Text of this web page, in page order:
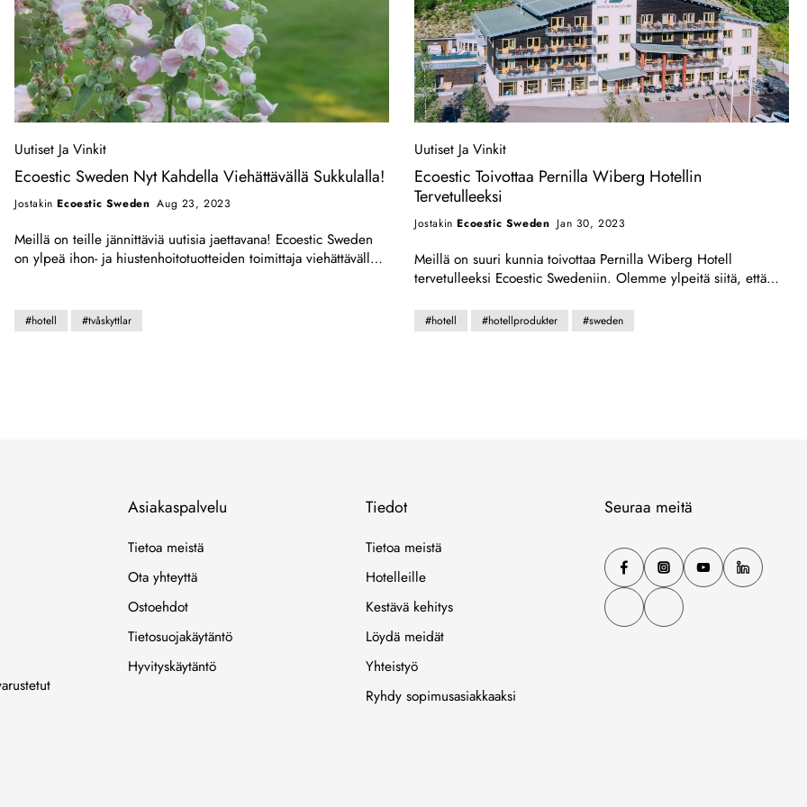
kumppanuuden ansiosta voimme tavoittaa enemmän ihmisiä ja
vaikuttaa myönteisesti planeettaamme. Kiitos, että tuet Ecoestic
Swedeniä ja visiotamme vihreämmästä tulevaisuudesta.
Toivomme, että koet tuotteidemme ilon seuraavalla vierailullasi
Avalon Hotellissa Göteborgissa!
Uutiset Ja Vinkit
Ecoestic Sweden Nyt Kahdella Viehättävällä Sukkulalla!
JostakinEcoestic Sweden Aug 23, 2023
Meillä on teille jännittäviä uutisia jaettavana! Ecoestic Sweden
on ylpeä ihon- ja hiustenhoitotuotteiden toimittaja viehättävälle
mahdollisuuden nauttia ympäristön kauneudesta. Olemme
iloisia voidessamme olla osa Två Skyttlarin tarjontaa ja
#hotell #tvåskyttlar
Uutiset Ja Vinkit
Ecoestic Toivottaa Pernilla Wiberg Hotellin
Tervetulleeksi
JostakinEcoestic Sweden Jan 30, 2023
Meillä on suuri kunnia toivottaa Pernilla Wiberg Hotell
tervetulleeksi Ecoestic Swedeniin. Olemme ylpeitä siitä, että
odotamme innolla menestyksekästä yhteistyötä. Tuotteemme
valmistetaan korkealaatuisimmista raaka-aineista ja tarjoavat
#hotell #hotellprodukter #sweden
Asiakaspalvelu
Tietoa meistä
Ota yhteyttä
Ostoehdot
Tietosuojakäytäntö
Hyvityskäytäntö
Tiedot
Tietoa meistä
Hotelleille
Kestävä kehitys
Löydä meidät
Yhteistyö
Ryhdy sopimusasiakkaaksi
Seuraa meitä